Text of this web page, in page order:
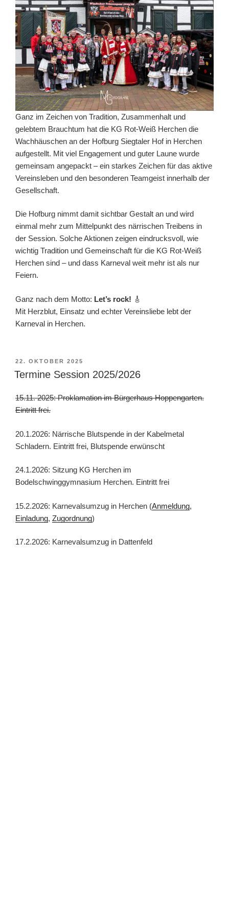
Ganz im Zeichen von Tradition, Zusammenhalt und
gelebtem Brauchtum hat die KG Rot-Weiß Herchen die
Wachhäuschen an der Hofburg Siegtaler Hof in Herchen
aufgestellt. Mit viel Engagement und guter Laune wurde
gemeinsam angepackt – ein starkes Zeichen für das aktive
Vereinsleben und den besonderen Teamgeist innerhalb der
Gesellschaft.
Die Hofburg nimmt damit sichtbar Gestalt an und wird
einmal mehr zum Mittelpunkt des närrischen Treibens in
der Session. Solche Aktionen zeigen eindrucksvoll, wie
wichtig Tradition und Gemeinschaft für die KG Rot-Weiß
Herchen sind – und dass Karneval weit mehr ist als nur
Feiern.
Ganz nach dem Motto: Let’s rock! 🎸
Mit Herzblut, Einsatz und echter Vereinsliebe lebt der
Karneval in Herchen.
VERÖFFENTLICHT
AM
22. OKTOBER 2025
Termine Session 2025/2026
15.11. 2025: Proklamation im Bürgerhaus Hoppengarten.
Eintritt frei.
20.1.2026: Närrische Blutspende in der Kabelmetal
Schladern. Eintritt frei, Blutspende erwünscht
24.1.2026: Sitzung KG Herchen im
Bodelschwinggymnasium Herchen. Eintritt frei
15.2.2026: Karnevalsumzug in Herchen (Anmeldung,
Einladung, Zugordnung)
17.2.2026: Karnevalsumzug in Dattenfeld